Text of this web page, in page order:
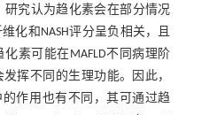
研究认为趋化素会在部分情况
化和NASH评分呈负相关，且
素可能在MAFLD不同病理阶
挥不同的生理功能。因此，
的作用也有不同，其可通过趋